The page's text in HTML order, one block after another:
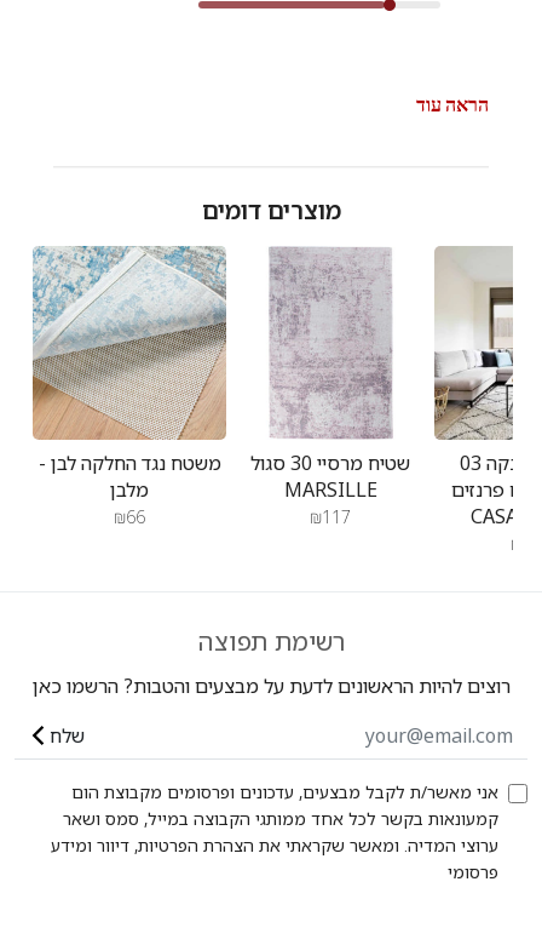
Jan
הראה עוד
מוצרים דומים
משטח נגד החלקה לבן -
מלבן
₪66
שטיח מרסיי 30 סגול
MARSILLE
₪117
שטיח קזבלנקה 03
עם פרנזים
רשימת תפוצה
רוצים להיות הראשונים לדעת על מבצעים והטבות? הרשמו כאן
שלח
אני מאשר/ת לקבל מבצעים, עדכונים ופרסומים מקבוצת הום
קמעונאות בקשר לכל אחד ממותגי הקבוצה במייל, סמס ושאר
ערוצי המדיה. ומאשר שקראתי את הצהרת הפרטיות, דיוור ומידע
פרסומי